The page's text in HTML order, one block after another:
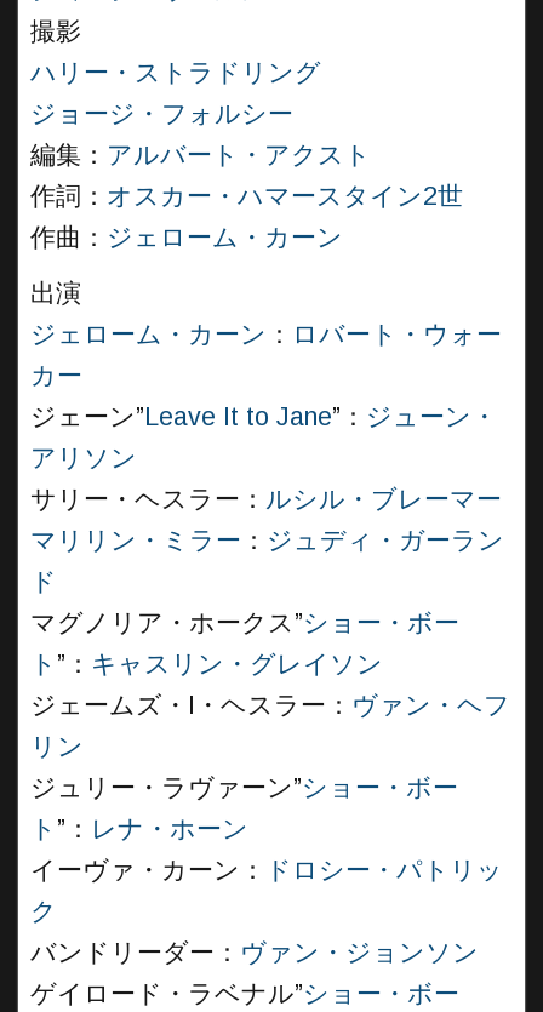
撮影
ハリー・ストラドリング
ジョージ・フォルシー
編集： アルバート・アクスト
作詞： オスカー・ハマースタイン2世
作曲： ジェローム・カーン
出演
ジェローム・カーン ： ロバート・ウォー
カー
ジェーン”Leave It to Jane”： ジューン・
アリソン
サリー・ヘスラー： ルシル・ブレーマー
マリリン・ミラー ： ジュディ・ガーラン
ド
マグノリア・ホークス”ショー・ボー
ト ”： キャスリン・グレイソン
ジェームズ・I・ヘスラー： ヴァン・ヘフ
リン
ジュリー・ラヴァーン”ショー・ボー
ト ”： レナ・ホーン
イーヴァ・カーン：
ドロシー・パトリッ
ク
バンドリーダー： ヴァン・ジョンソン
ゲイロード・ラベナル”ショー・ボー